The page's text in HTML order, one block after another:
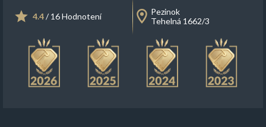
4.4/ 16 Hodnotení
Pezinok
Tehelná 1662/3